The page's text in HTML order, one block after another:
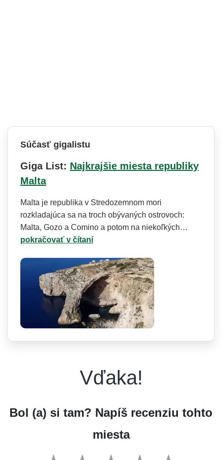
Súčasť gigalistu
Giga List: Najkrajšie miesta republiky
Malta
Malta je republika v Stredozemnom mori
rozkladajúca sa na troch obývaných ostrovoch:
Malta, Gozo a Comino a potom na niekoľkých…
pokračovať v čítaní
Vďaka!
Bol (a) si tam? Napíš recenziu tohto
miesta